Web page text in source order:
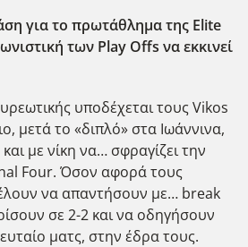
για το πρωτάθλημα της Elite
των Play Offs να εκκινεί
υποδέχεται τους Vikos
μετά το «διπλό» στα Ιωάννινα,
με νίκη να… σφραγίζει την
Four. Όσον αφορά τους
να απαντήσουν με… break
σε 2-2 και να οδηγήσουν
ματς, στην έδρα τους.